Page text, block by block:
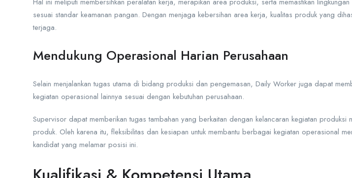
sesuai standar keamanan pangan. Dengan menjaga kebersihan area kerja, kualitas produk yang
terjaga.
Mendukung Operasional Harian Perusahaan
Selain menjalankan tugas utama di bidang produksi dan pengemasan, Daily Worker juga dapat
kegiatan operasional lainnya sesuai dengan kebutuhan perusahaan.
Supervisor dapat memberikan tugas tambahan yang berkaitan dengan kelancaran kegiatan produksi
produk. Oleh karena itu, fleksibilitas dan kesiapan untuk membantu berbagai kegiatan operasional
kandidat yang melamar posisi ini.